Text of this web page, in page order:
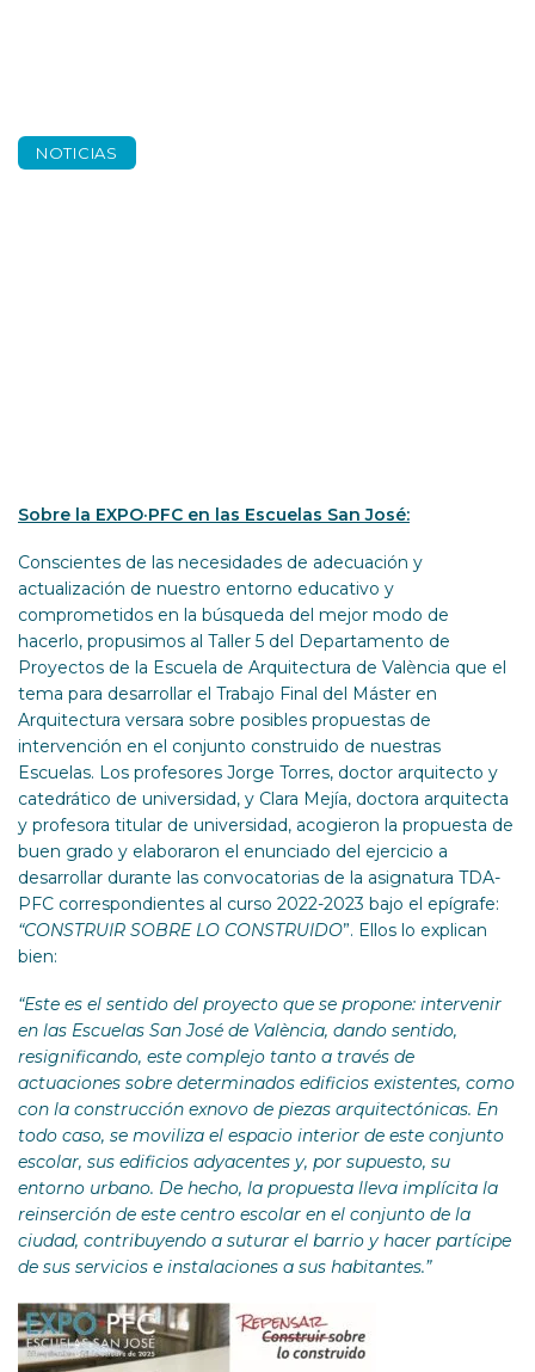
NOTICIAS
Sobre la EXPO·PFC en las Escuelas San José:
Conscientes de las necesidades de adecuación y
actualización de nuestro entorno educativo y
comprometidos en la búsqueda del mejor modo de
hacerlo, propusimos al Taller 5 del Departamento de
Proyectos de la Escuela de Arquitectura de València que el
tema para desarrollar el Trabajo Final del Máster en
Arquitectura versara sobre posibles propuestas de
intervención en el conjunto construido de nuestras
Escuelas. Los profesores Jorge Torres, doctor arquitecto y
catedrático de universidad, y Clara Mejía, doctora arquitecta
y profesora titular de universidad, acogieron la propuesta de
buen grado y elaboraron el enunciado del ejercicio a
desarrollar durante las convocatorias de la asignatura TDA-
PFC correspondientes al curso 2022-2023 bajo el epígrafe:
“CONSTRUIR SOBRE LO CONSTRUIDO”. Ellos lo explican
bien:
“Este es el sentido del proyecto que se propone: intervenir
en las Escuelas San José de València, dando sentido,
resignificando, este complejo tanto a través de
actuaciones sobre determinados edificios existentes, como
con la construcción exnovo de piezas arquitectónicas. En
todo caso, se moviliza el espacio interior de este conjunto
escolar, sus edificios adyacentes y, por supuesto, su
entorno urbano. De hecho, la propuesta lleva implícita la
reinserción de este centro escolar en el conjunto de la
ciudad, contribuyendo a suturar el barrio y hacer partícipe
de sus servicios e instalaciones a sus habitantes.”